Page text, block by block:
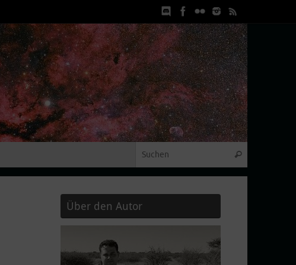
Suchen
Über den Autor